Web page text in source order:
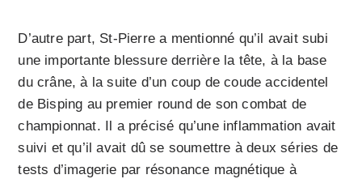
D’autre part, St-Pierre a mentionné qu’il avait subi
une importante blessure derrière la tête, à la base
du crâne, à la suite d’un coup de coude accidentel
de Bisping au premier round de son combat de
championnat. Il a précisé qu’une inflammation avait
suivi et qu’il avait dû se soumettre à deux séries de
tests d’imagerie par résonance magnétique à